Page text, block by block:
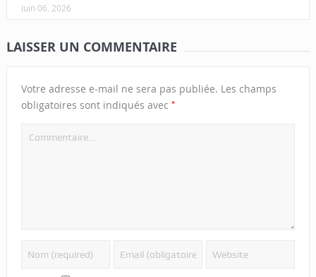
juin 06, 2026
LAISSER UN COMMENTAIRE
Votre adresse e-mail ne sera pas publiée. Les champs
obligatoires sont indiqués avec *